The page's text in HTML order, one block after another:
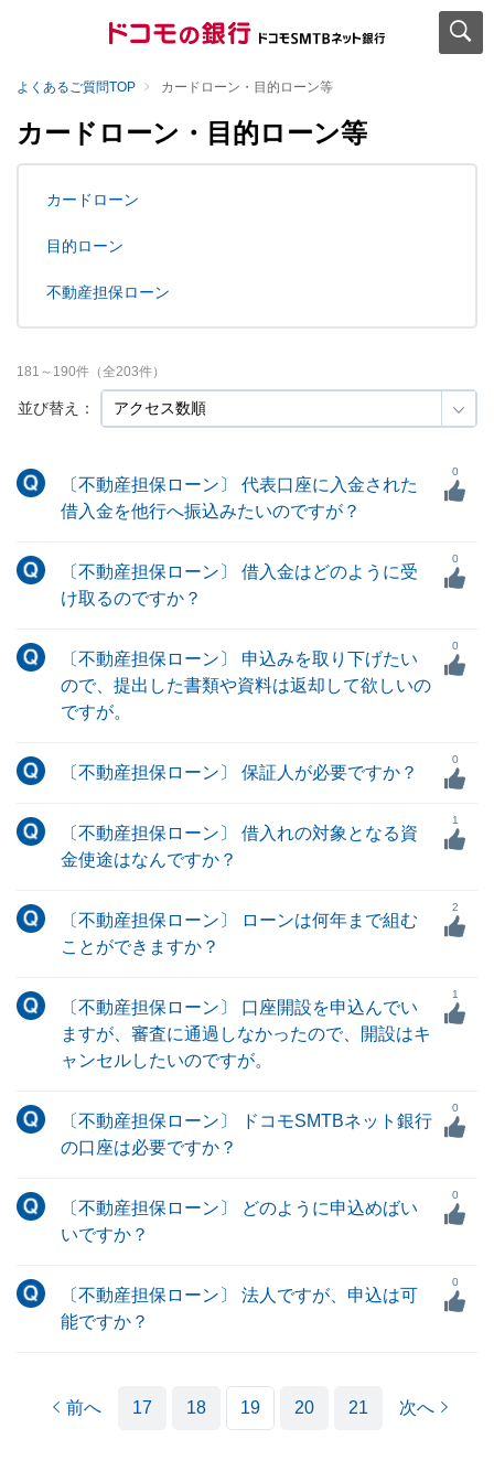
よくあるご質問TOP カードローン・目的ローン等
カードローン・目的ローン等
カードローン
目的ローン
不動産担保ローン
並び替え：
181 ～ 190件（全203件）
〔不動産担保ローン〕 代表口座に入金された
借入金を他行へ振込みたいのですが？
0
〔不動産担保ローン〕 借入金はどのように受
け取るのですか？
0
〔不動産担保ローン〕 申込みを取り下げたい
ので、提出した書類や資料は返却して欲しいの
ですが。
0
〔不動産担保ローン〕 保証人が必要ですか？
0
〔不動産担保ローン〕 借入れの対象となる資
金使途はなんですか？
1
〔不動産担保ローン〕 ローンは何年まで組む
ことができますか？
2
〔不動産担保ローン〕 口座開設を申込んでい
ますが、審査に通過しなかったので、開設はキ
ャンセルしたいのですが。
1
〔不動産担保ローン〕 ドコモSMTBネット銀行
の口座は必要ですか？
0
〔不動産担保ローン〕 どのように申込めばい
いですか？
0
〔不動産担保ローン〕 法人ですが、申込は可
能ですか？
0
前へ 17 18 19 20 21 次へ